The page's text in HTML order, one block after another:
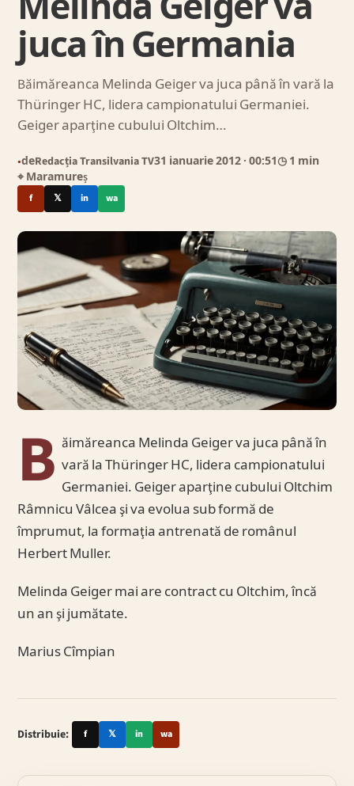
juca în Germania
Băimăreanca Melinda Geiger va juca până în vară la
Thüringer HC, lidera campionatului Germaniei.
Geiger aparţine cubului Oltchim…
●deRedacția Transilvania TV31 ianuarie 2012 · 00:51◷ 1 min
⌖ Maramureș
f 𝕏 in wa
B ăimăreanca Melinda Geiger va juca până în
vară la Thüringer HC, lidera campionatului
Germaniei. Geiger aparţine cubului Oltchim
Râmnicu Vâlcea şi va evolua sub formă de
împrumut, la formaţia antrenată de românul
Herbert Muller.
Melinda Geiger mai are contract cu Oltchim, încă
un an şi jumătate.
Marius Cîmpian
Distribuie: f 𝕏 in wa